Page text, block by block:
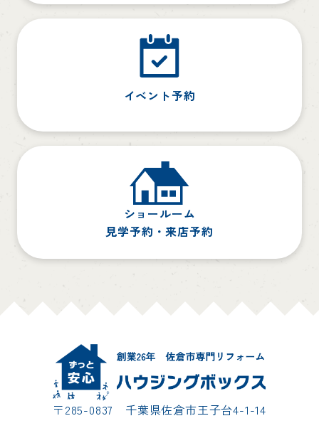
イベント予約
ショールーム
見学予約・来店予約
〒285-0837 千葉県佐倉市王子台4-1-14